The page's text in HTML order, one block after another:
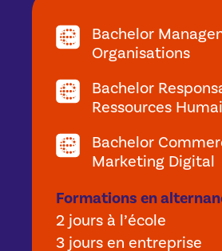
Bachelor
Organisations
Bachelor
Ressources
Bachelor
Marketing Digital
Formations en
2 jours à l’école
3 jours en entreprise